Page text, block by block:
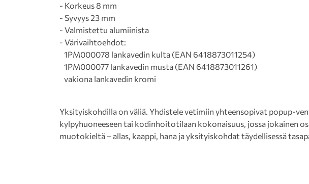
- Korkeus 8 mm
- Syvyys 23 mm
- Valmistettu alumiinista
- Värivaihtoehdot:
1PM000078 lankavedin kulta (EAN 6418873011254)
1PM000077 lankavedin musta (EAN 6418873011261)
vakiona lankavedin kromi
Yksityiskohdilla on väliä. Yhdistele vetimiin yhteensopivat popup-
kylpyhuoneeseen tai kodinhoitotilaan kokonaisuus, jossa jokainen
muotokieltä – allas, kaappi, hana ja yksityiskohdat täydellisessä